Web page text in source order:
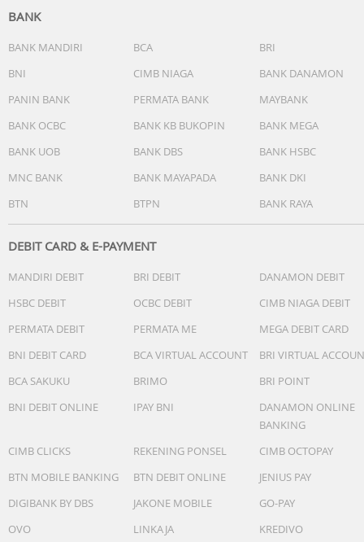
longgar ke depan untuk mengencangkan bahu.
bawah Anda.
3. Sesuaikan tali pengikat ke posisi yang nyaman.
ukuran untuk informasi).
5. Aluminium stay membantu menyesuaikan kontur
kenyamanan saat dipakai.
7. Bantalan yang nyaman mencegah abrasi pada ketiak.
cocok untuk semua orang.
Direkomendasikan untuk pengguna:
2. Pengemudi dengan jam mengemudi yang panjang
3. Ibu rumah tangga yang menderita karena pekerjaan
4. Ibu dengan nyeri tulang belakang setelah melahirkan
5. Orang dengan postur tubuh yang buruk
Nomor Registrasi Alat Kesehatan:
Ukuran (size):
1. S: 70 - 80 cm (27.5 - 31.4").
2. M: 80 - 90 cm (31.4 - 35.4")
3. L: 90 - 105 cm (35.4 - 41.3")
4. XL: 105 - 120 cm (41.3 - 47.2")
BANK
BANK MANDIRI BCA
BRI
BNI
CIMB NIAGA
BANK DANAMON
PANIN BANK
PERMATA BANK
MAYBANK
BANK OCBC
BANK KB BUKOPIN
BANK MEGA
BANK UOB
BANK DBS
BANK HSBC
MNC BANK
BANK MAYAPADA
BANK DKI
BTN
BTPN BANK RAYA
DEBIT CARD & E-PAYMENT
MANDIRI DEBIT BRI DEBIT
DANAMON DEBIT
HSBC DEBIT
OCBC DEBIT
CIMB NIAGA DEBIT
PERMATA DEBIT
PERMATA ME
MEGA DEBIT CARD
BNI DEBIT CARD
BCA VIRTUAL ACCOUNT
BRI VIRTUAL
BCA SAKUKU
BRIMO
BRI POINT
BNI DEBIT ONLINE
IPAY BNI
DANAMON ONLINE
BANKING
CIMB CLICKS
REKENING PONSEL
CIMB OCTOPAY
BTN MOBILE BANKING
BTN DEBIT ONLINE
JENIUS PAY
DIGIBANK BY DBS
JAKONE MOBILE
GO-PAY
OVO
LINKAJA
KREDIVO